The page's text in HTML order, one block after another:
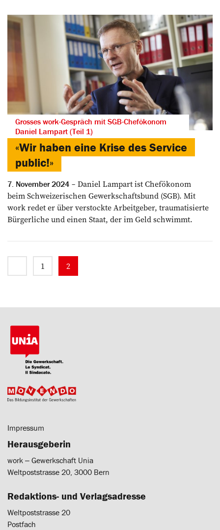
Grosses work-Gespräch mit SGB-Chefökonom
Daniel Lampart (Teil 1)
«Wir haben eine Krise des Service
public!»
7. November 2024
Daniel Lampart ist Chef­ökonom
beim ­Schweizerischen Gewerkschafts­bund (SGB). Mit
work redet er über verstockte Arbeitgeber, traumatisierte
Bürgerliche und einen Staat, der im Geld schwimmt.
1 2
Impressum
Herausgeberin
work ‒ Gewerkschaft Unia
Weltpoststrasse 20, 3000 Bern
Redaktions- und Verlagsadresse
Weltpoststrasse 20
Postfach